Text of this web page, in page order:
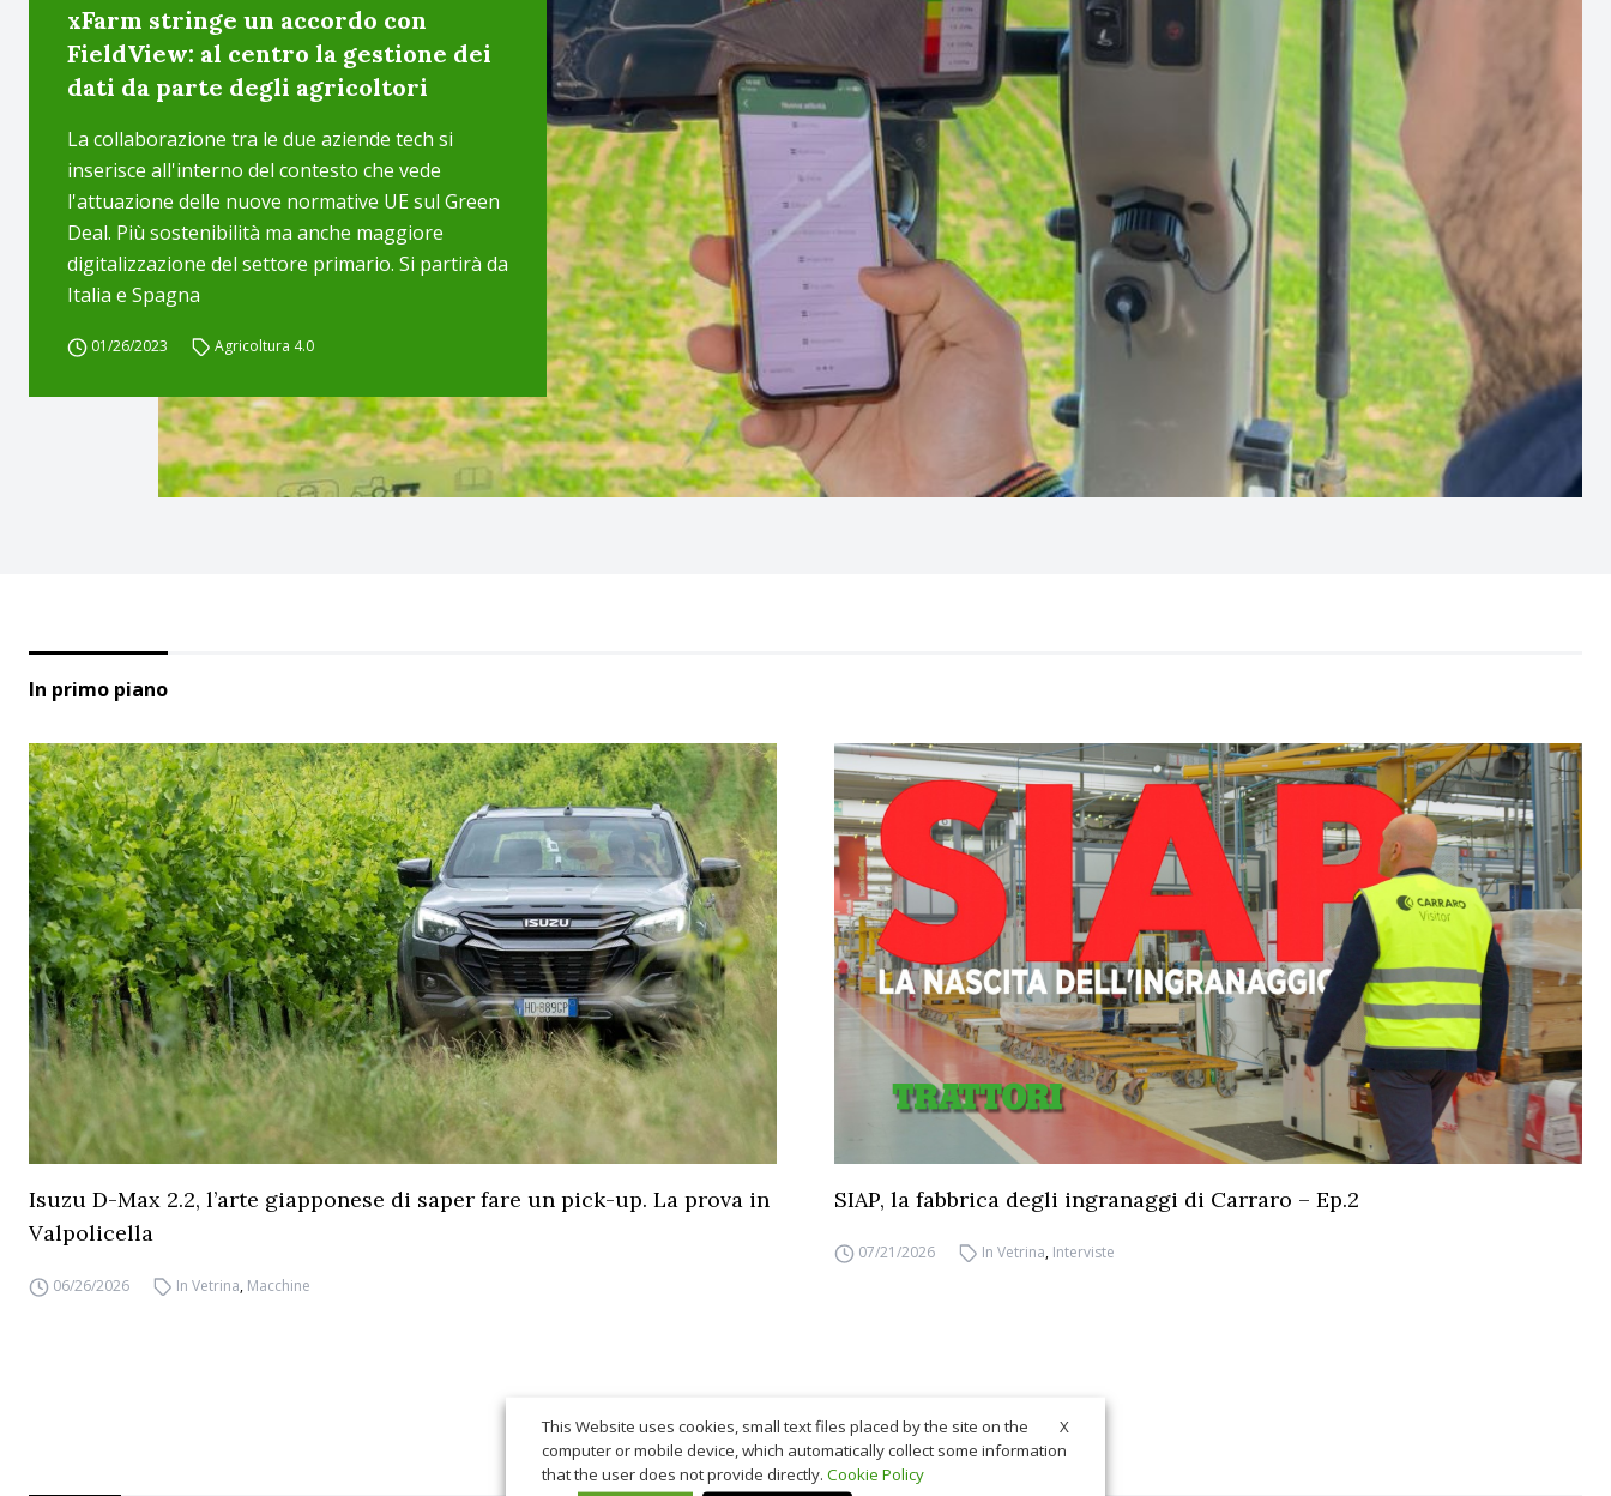
xFarm stringe un accordo con
FieldView: al centro la gestione dei
dati da parte degli agricoltori
La collaborazione tra le due aziende tech si
inserisce all'interno del contesto che vede
l'attuazione delle nuove normative UE sul Green
Deal. Più sostenibilità ma anche maggiore
digitalizzazione del settore primario. Si partirà da
Italia e Spagna
01/26/2023 Agricoltura 4.0
In primo piano
Isuzu D-Max 2.2, l’arte giapponese di saper fare un pick-up. La prova in
Valpolicella
06/26/2026 In Vetrina, Macchine
SIAP, la fabbrica degli ingranaggi di Carraro – Ep.2
07/21/2026 In Vetrina, Interviste
X
This Website uses cookies, small text files placed by the site on the
computer or mobile device, which automatically collect some information
that the user does not provide directly. Cookie Policy